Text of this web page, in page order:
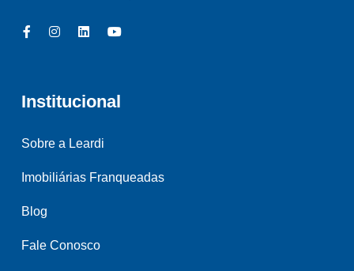
Institucional
Sobre a Leardi
Imobiliárias Franqueadas
Blog
Fale Conosco